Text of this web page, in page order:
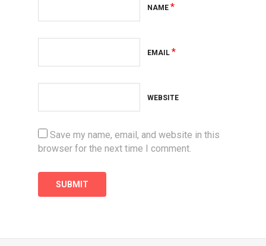
NAME *
EMAIL *
WEBSITE
Save my name, email, and website in this
browser for the next time I comment.